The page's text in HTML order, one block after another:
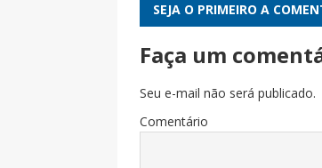
SEJA O PRIMEIRO A
Faça um
Seu e-mail não será publicado.
Comentário